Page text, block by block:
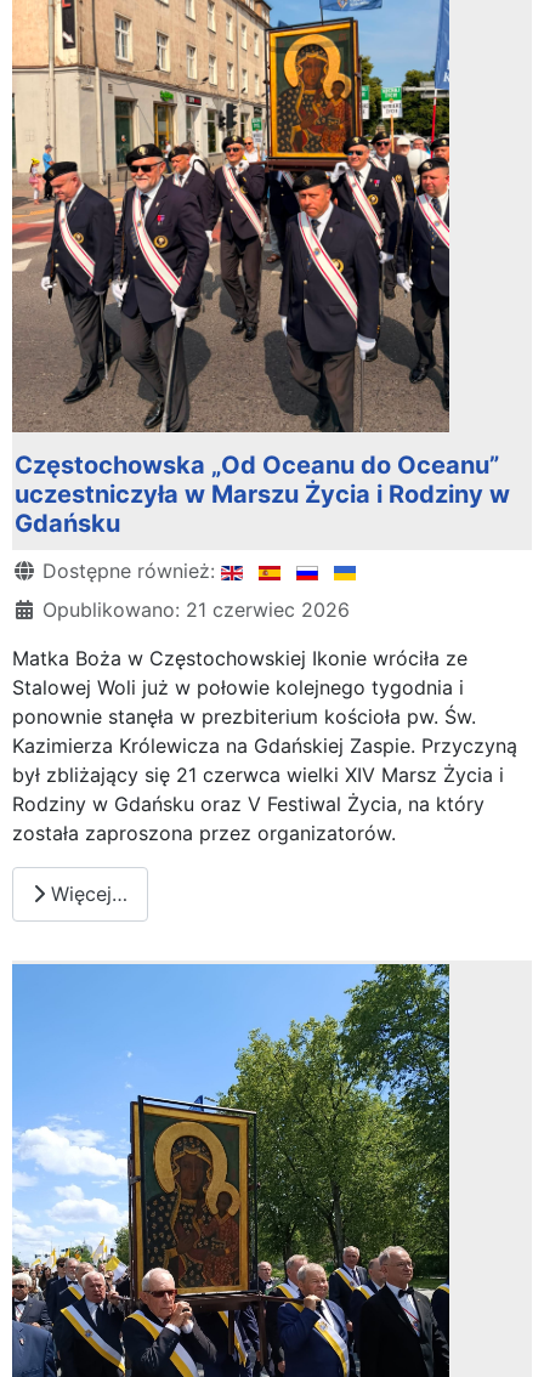
Częstochowska „Od Oceanu do Oceanu”
uczestniczyła w Marszu Życia i Rodziny w
Gdańsku
Szczegóły
Dostępne również:
Opublikowano: 21 czerwiec 2026
Matka Boża w Częstochowskiej Ikonie wróciła ze
Stalowej Woli już w połowie kolejnego tygodnia i
ponownie stanęła w prezbiterium kościoła pw. Św.
Kazimierza Królewicza na Gdańskiej Zaspie. Przyczyną
był zbliżający się 21 czerwca wielki XIV Marsz Życia i
Rodziny w Gdańsku oraz V Festiwal Życia, na który
została zaproszona przez organizatorów.
Więcej…